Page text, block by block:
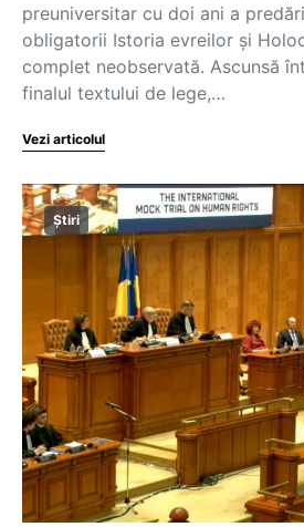
preuniversitar cu doi ani a
obligatorii Istoria evreilor și
complet neobservată. Ascunsă
finalul textului de lege,…
Vezi articolul
Știri